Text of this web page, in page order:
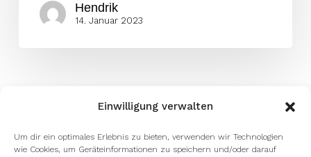
Einwilligung verwalten
Um dir ein optimales Erlebnis zu bieten, verwenden wir Technologien
wie Cookies, um Geräteinformationen zu speichern und/oder darauf
Hendrik
14. Januar 2023